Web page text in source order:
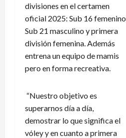
divisiones en el certamen
oficial 2025: Sub 16 femenino,
Sub 21 masculino y primera
división femenina. Además
entrena un equipo de mamis
pero en forma recreativa.
“Nuestro objetivo es
superarnos día a día,
demostrar lo que significa el
vóley y en cuanto a primera